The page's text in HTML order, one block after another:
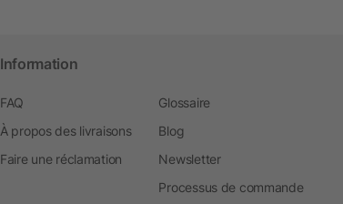
Information
FAQ
À propos des livraisons
Faire une réclamation
Glossaire
Blog
Newsletter
Processus de commande